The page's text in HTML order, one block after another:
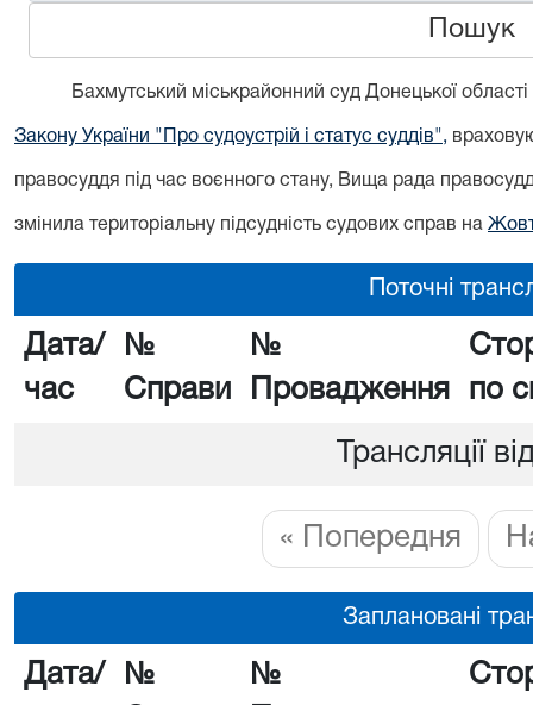
Пошук
Бахмутський міськрайонний суд Донецької області
Закону України "Про судоустрій і статус суддів",
правосуддя під час воєнного стану, Вища рада
змінила територіальну підсудність судових справ на
Поточні
Дата/
час
№
Справи
№
Провадження
по
Трансляції
« Попередня
Заплановані
Дата/
№
№